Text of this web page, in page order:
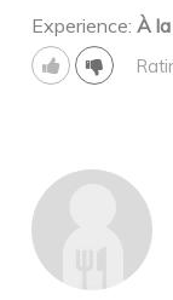
Experience:À